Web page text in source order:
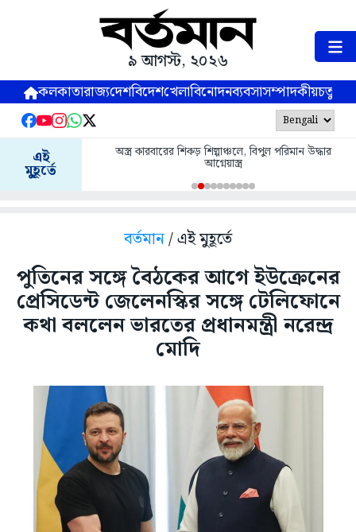
৯ আগস্ট, ২০২৬
কলকাতারাজ্যদেশবিদেশখেলাবিনোদনব্যবসাসম্পাদকীয়
এই
মুহূর্তে
অস্ত্র কারবারের শিকড় শিল্পাঞ্চলে, বিপুল পরিমান উদ্ধার
আগ্নেয়াস্ত্র
বর্তমান/ এই মুহূর্তে
পুতিনের সঙ্গে বৈঠকের আগে ইউক্রেনের
প্রেসিডেন্ট জেলেনস্কির সঙ্গে টেলিফোনে
কথা বললেন ভারতের প্রধানমন্ত্রী নরেন্দ্র
মোদি